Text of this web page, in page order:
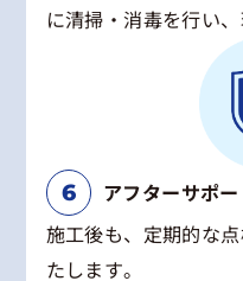
に清掃・消毒を行い
アフターサポー
施工後も、定期的な
たします。